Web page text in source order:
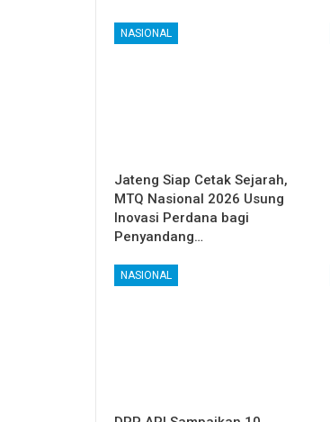
NASIONAL
Jateng Siap Cetak Sejarah,
MTQ Nasional 2026 Usung
Inovasi Perdana bagi
Penyandang…
NASIONAL